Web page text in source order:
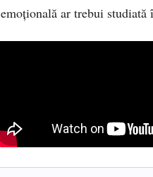
emoțională ar trebui studiată